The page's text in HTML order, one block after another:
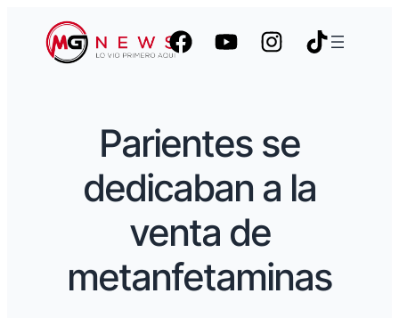
Parientes se
dedicaban a la
venta de
metanfetaminas